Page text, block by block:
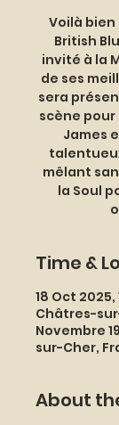
Voilà
British
invité à la
de ses
sera
scène pour
James
mêlant
la Soul
Time &
18 Oct 2025,
Châtres-
Novembre
sur-Cher,
About